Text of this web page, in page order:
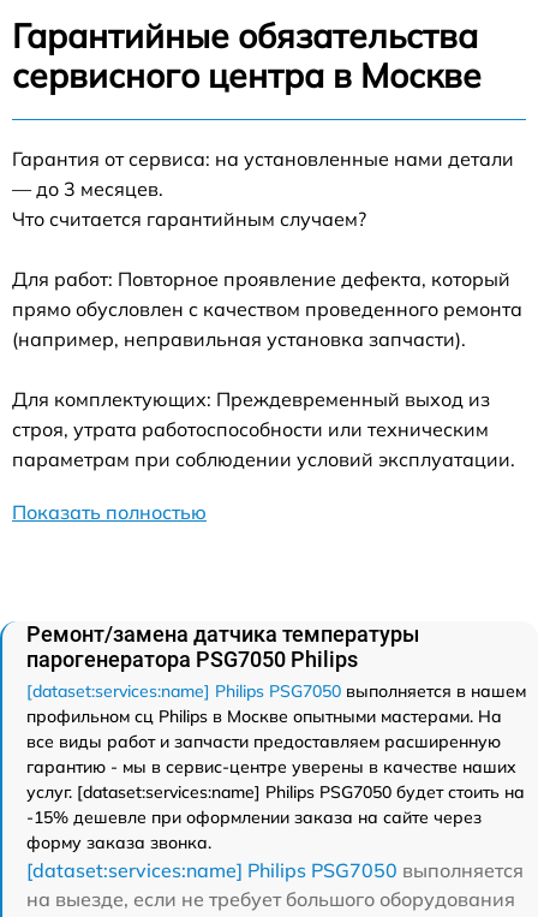
Гарантийные обязательства
сервисного центра в Москве
Гарантия от сервиса: на установленные нами детали
— до 3 месяцев.
Что считается гарантийным случаем?
Для работ: Повторное проявление дефекта, который
прямо обусловлен с качеством проведенного ремонта
(например, неправильная установка запчасти).
Для комплектующих: Преждевременный выход из
строя, утрата работоспособности или техническим
параметрам при соблюдении условий эксплуатации.
Показать полностью
Ремонт/замена датчика температуры
парогенератора PSG7050 Philips
[dataset:services:name] Philips PSG7050 выполняется в нашем
профильном сц Philips в Москве опытными мастерами. На
все виды работ и запчасти предоставляем расширенную
гарантию - мы в сервис-центре уверены в качестве наших
услуг. [dataset:services:name] Philips PSG7050 будет стоить на
-15% дешевле при оформлении заказа на сайте через
форму заказа звонка.
[dataset:services:name] Philips PSG7050 выполняется
на выезде, если не требует большого оборудования